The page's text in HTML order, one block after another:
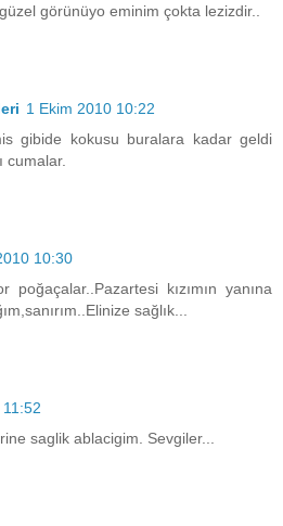
görünüyo eminim çokta lezizdir..
1 Ekim 2010 10:22
gibide kokusu buralara kadar geldi
cumalar.
10:30
poğaçalar..Pazartesi kızımın yanına
sağlık...
saglik ablacigim. Sevgiler...